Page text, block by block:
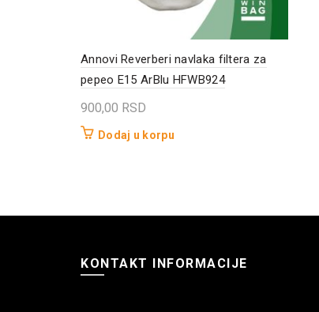
Annovi Reverberi navlaka filtera za
pepeo E15 ArBlu HFWB924
900,00 RSD
Dodaj u korpu
KONTAKT INFORMACIJE